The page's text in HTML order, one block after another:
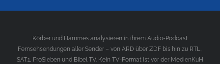
Körber und Hammes analysieren in ihrem Audio-Podcast
Fernsehsendungen aller Sender – von ARD über ZDF bis hin zu RTL,
SAT.1, ProSieben und Bibel TV. Kein TV-Format ist vor der MedienKuH